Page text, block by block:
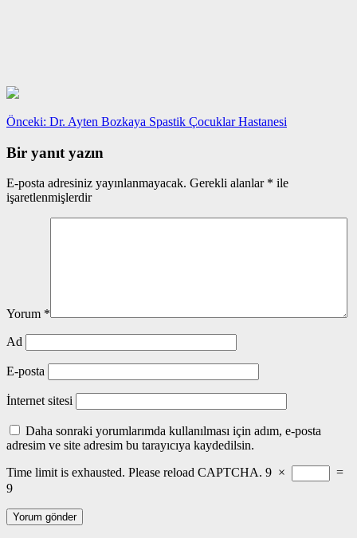
Yazı
gezinmesi
Önceki: Önceki
Dr. Ayten Bozkaya Spastik Çocuklar Hastanesi
Bir yanıt yazın
E-posta adresiniz yayınlanmayacak. Gerekli alanlar * ile
işaretlenmişlerdir
Yorum *
Ad
E-posta
İnternet sitesi
Daha sonraki yorumlarımda kullanılması için adım, e-posta
adresim ve site adresim bu tarayıcıya kaydedilsin.
Time limit is exhausted. Please reload CAPTCHA. 9 ×
=
9